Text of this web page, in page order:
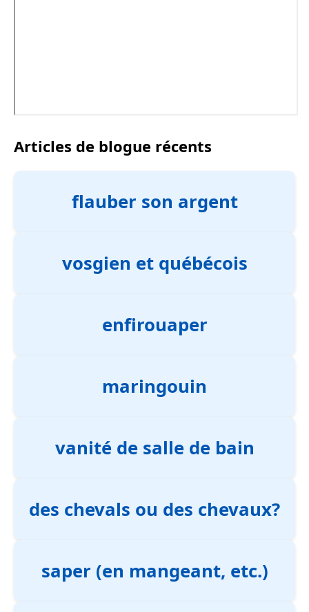
Articles de blogue récents
flauber son argent
vosgien et québécois
enfirouaper
maringouin
vanité de salle de bain
des chevals ou des chevaux?
saper (en mangeant, etc.)